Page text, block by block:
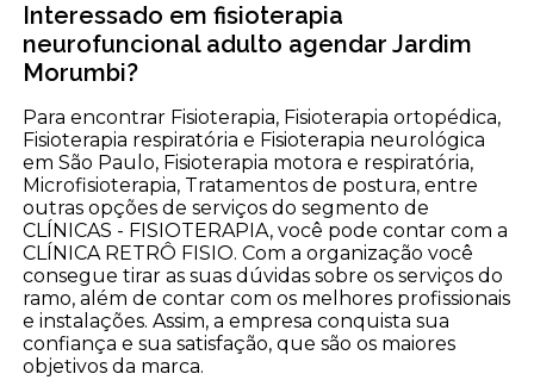
Interessado em fisioterapia
neurofuncional adulto agendar Jardim
Morumbi?
Para encontrar Fisioterapia, Fisioterapia ortopédica,
Fisioterapia respiratória e Fisioterapia neurológica
em São Paulo, Fisioterapia motora e respiratória,
Microfisioterapia, Tratamentos de postura, entre
outras opções de serviços do segmento de
CLÍNICAS - FISIOTERAPIA, você pode contar com a
CLÍNICA RETRÔ FISIO. Com a organização você
consegue tirar as suas dúvidas sobre os serviços do
ramo, além de contar com os melhores profissionais
e instalações. Assim, a empresa conquista sua
confiança e sua satisfação, que são os maiores
objetivos da marca.